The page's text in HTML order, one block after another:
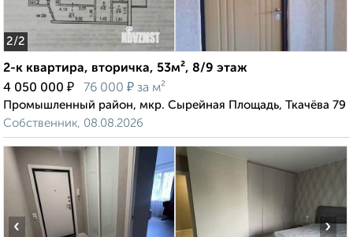
2/2
2-к квартира, вторичка, 53м², 8/9 этаж
4 050 000 ₽ 76 000 ₽ за м²
Промышленный район, мкр. Сырейная Площадь, Ткачёва 79
Собственник, 08.08.2026
‹ ›